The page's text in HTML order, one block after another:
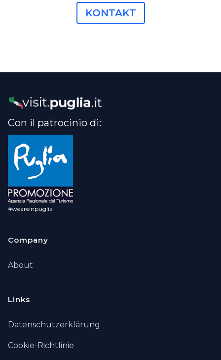
KONTAKT
Con il patrocinio di:
#weareinpuglia
Company
About
Links
Datenschutzerklärung
Cookie-Richtlinie